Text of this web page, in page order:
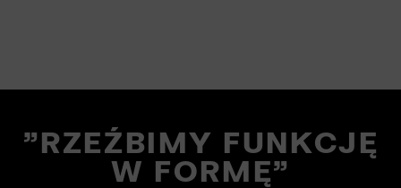
"RZEŹBIMY FUNKCJĘ
W FORMĘ"